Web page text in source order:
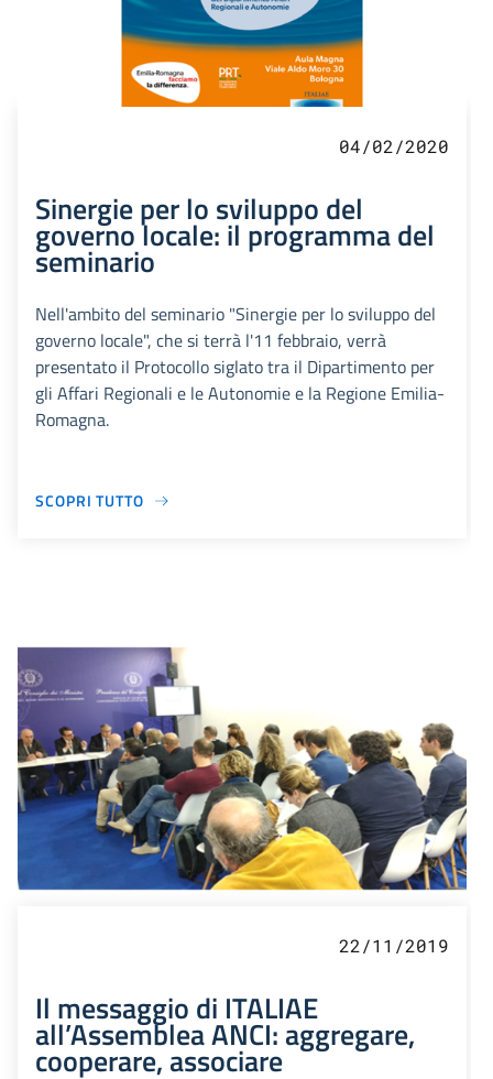
04/02/2020
Sinergie per lo sviluppo del
governo locale: il programma del
seminario
Nell'ambito del seminario "Sinergie per lo sviluppo del
governo locale", che si terrà l'11 febbraio, verrà
presentato il Protocollo siglato tra il Dipartimento per
gli Affari Regionali e le Autonomie e la Regione Emilia-
Romagna.
SCOPRI TUTTO
22/11/2019
Il messaggio di ITALIAE
all’Assemblea ANCI: aggregare,
cooperare, associare